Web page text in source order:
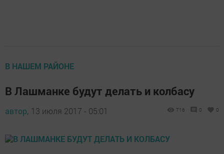
В НАШЕМ РАЙОНЕ
В Лашманке будут делать и колбасу
автор, 13 июля 2017 - 05:01 716 0 0